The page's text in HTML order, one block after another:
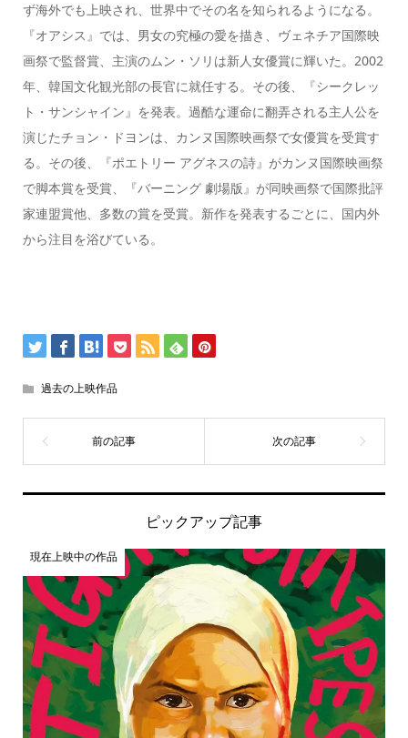
ず海外でも上映され、世界中でその名を知られるようになる。
『オアシス』では、男女の究極の愛を描き、ヴェネチア国際映
画祭で監督賞、主演のムン・ソリは新人女優賞に輝いた。2002
年、韓国文化観光部の長官に就任する。その後、『シークレッ
ト・サンシャイン』を発表。過酷な運命に翻弄される主人公を
演じたチョン・ドヨンは、カンヌ国際映画祭で女優賞を受賞す
る。その後、『ポエトリー アグネスの詩』がカンヌ国際映画祭
で脚本賞を受賞、『バーニング 劇場版』が同映画祭で国際批評
家連盟賞他、多数の賞を受賞。新作を発表するごとに、国内外
から注目を浴びている。
過去の上映作品
ピックアップ記事
現在上映中の作品